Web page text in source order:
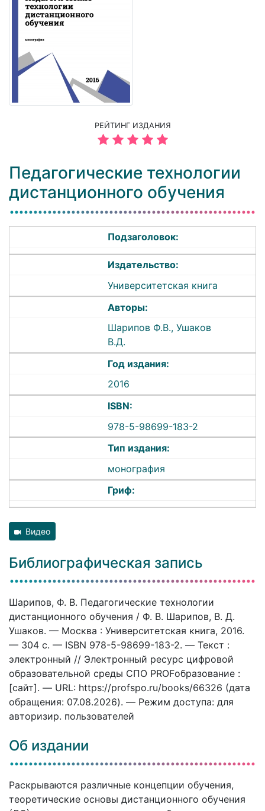
РЕЙТИНГ ИЗДАНИЯ
Педагогические технологии
дистанционного обучения
Подзаголовок:
Издательство:
Университетская книга
Авторы:
Шарипов Ф.В., Ушаков
В.Д.
Год издания:
2016
ISBN:
978-5-98699-183-2
Тип издания:
монография
Гриф:
Видео
Библиографическая запись
Шарипов, Ф. В. Педагогические технологии
дистанционного обучения / Ф. В. Шарипов, В. Д.
Ушаков. — Москва : Университетская книга, 2016.
— 304 c. — ISBN 978-5-98699-183-2. — Текст :
электронный // Электронный ресурс цифровой
образовательной среды СПО PROFобразование :
[сайт]. — URL: https://profspo.ru/books/66326 (дата
обращения: 07.08.2026). — Режим доступа: для
авторизир. пользователей
Об издании
Раскрываются различные концепции обучения,
теоретические основы дистанционного обучения